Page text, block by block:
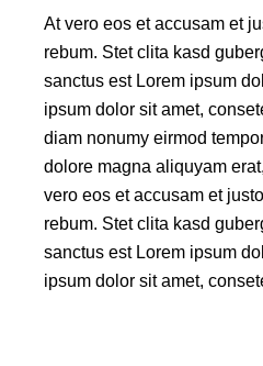
At vero eos et accusam et
rebum. Stet clita kasd
sanctus est Lorem ipsum
ipsum dolor sit amet,
diam nonumy eirmod
dolore magna aliquyam
vero eos et accusam et
rebum. Stet clita kasd
sanctus est Lorem ipsum
ipsum dolor sit amet,